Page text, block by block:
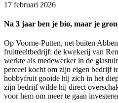
17 februari 2026
Na 3 jaar ben je bio, maar je
Op Voorne-Putten, net buiten
fruitteeltbedrijf: de kwekerij van
werkte als medewerker in de
perceel kocht om zijn eigen bedrijf
hobbyfruit gooide hij zich in het
zijn bedrijf wilde hij direct
voor hem om meer te gaan